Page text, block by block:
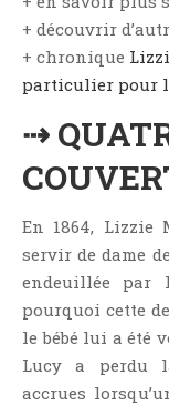
Conte
Coup De Coeur
Dark Erotica
Développement
Epistolaire
Erotique
Fait Divers
Fantastique
+ découvrir
+ chronique
particulier pour
⇢
En 1864, Lizzie
servir de dame
endeuillée par
pourquoi cette
le bébé lui a été
Lucy a perdu
accrues